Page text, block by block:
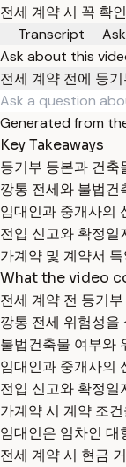
전세 계약 시 꼭 확
Transcript
Ask
Ask about this
전세 계약 전에 등
Generated from
Key Takeaways
등기부 등본과 건축
깡통 전세와 불법건
임대인과 중개사의
전입 신고와 확정일
가계약 및 계약서
What the video
전세 계약 전 등기
깡통 전세 위험성을
불법건축물 여부와
임대인과 중개사의
전입 신고와 확정일
가계약 시 계약 조
임대인은 임차인 대
전세 계약 시 현금